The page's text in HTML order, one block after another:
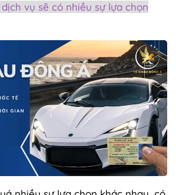
vụ sẽ có nhiều sự lựa chọn